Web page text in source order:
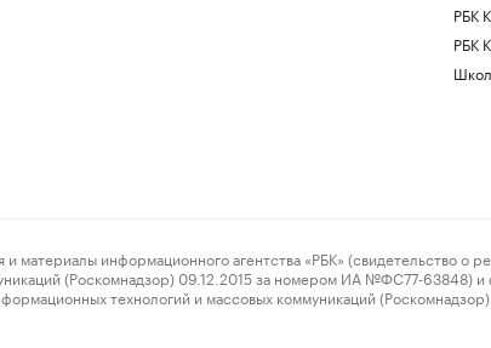
РБК
РБК
информационного агентства «РБК» (свидетельство о
(Роскомнадзор) 09.12.2015 за номером ИА №ФС77-63848) и
технологий и массовых коммуникаций